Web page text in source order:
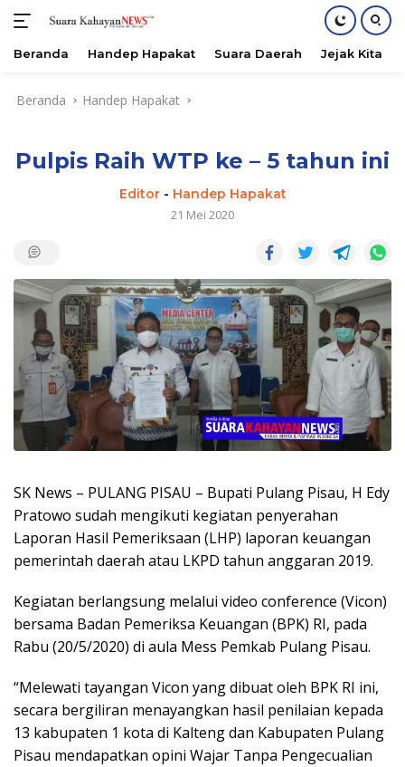
Beranda Handep Hapakat Suara Daerah Jejak Kita
Beranda Handep Hapakat
Pulpis Raih WTP ke – 5 tahun ini
Editor- Handep Hapakat
21 Mei 2020
SK News – PULANG PISAU – Bupati Pulang Pisau, H Edy
Pratowo sudah mengikuti kegiatan penyerahan
Laporan Hasil Pemeriksaan (LHP) laporan keuangan
pemerintah daerah atau LKPD tahun anggaran 2019.
Kegiatan berlangsung melalui video conference (Vicon)
bersama Badan Pemeriksa Keuangan (BPK) RI, pada
Rabu (20/5/2020) di aula Mess Pemkab Pulang Pisau.
“Melewati tayangan Vicon yang dibuat oleh BPK RI ini,
secara bergiliran menayangkan hasil penilaian kepada
13 kabupaten 1 kota di Kalteng dan Kabupaten Pulang
Pisau mendapatkan opini Wajar Tanpa Pengecualian